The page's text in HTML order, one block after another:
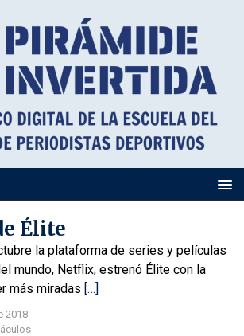
Élite
la plataforma de series y películas
mundo, Netflix, estrenó Élite con la
más miradas […]
2018